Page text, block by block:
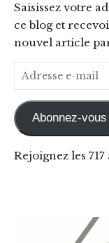
Saisissez votre
ce blog et
nouvel article
Adresse e-mail
Abonnez-vous
Rejoignez les